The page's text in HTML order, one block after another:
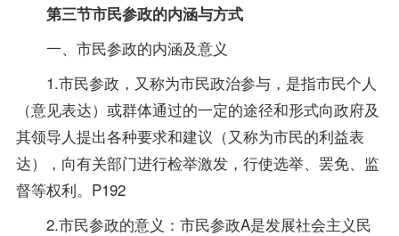
第三节市民参政的内涵与方式
一、市民参政的内涵及意义
1.市民参政，又称为市民政治参与，是指市民个人
（意见表达）或群体通过的一定的途径和形式向政府及
其领导人提出各种要求和建议（又称为市民的利益表
达），向有关部门进行检举激发，行使选举、罢免、监
督等权利。P192
2.市民参政的意义：市民参政A是发展社会主义民